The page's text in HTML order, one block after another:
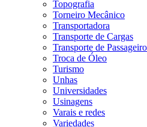
Topografia
Torneiro Mecânico
Transportadora
Transporte de Cargas
Transporte de
Troca de Óleo
Turismo
Unhas
Universidades
Usinagens
Varais e redes
Variedades